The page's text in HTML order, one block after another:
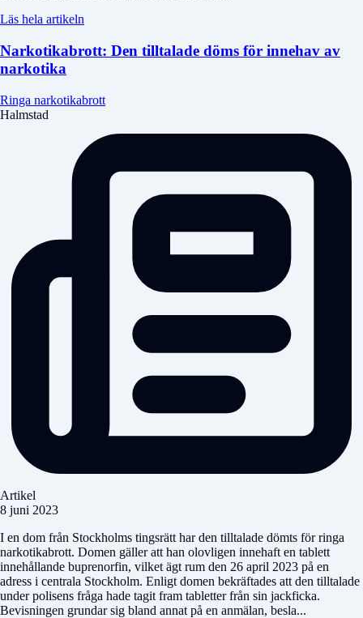
Läs hela artikeln
Narkotikabrott: Den tilltalade döms för innehav av
narkotika
Ringa narkotikabrott
Halmstad
Artikel
8 juni 2023
I en dom från Stockholms tingsrätt har den tilltalade dömts för ringa
narkotikabrott. Domen gäller att han olovligen innehaft en tablett
innehållande buprenorfin, vilket ägt rum den 26 april 2023 på en
adress i centrala Stockholm. Enligt domen bekräftades att den tilltalade
under polisens fråga hade tagit fram tabletter från sin jackficka.
Bevisningen grundar sig bland annat på en anmälan, besla...